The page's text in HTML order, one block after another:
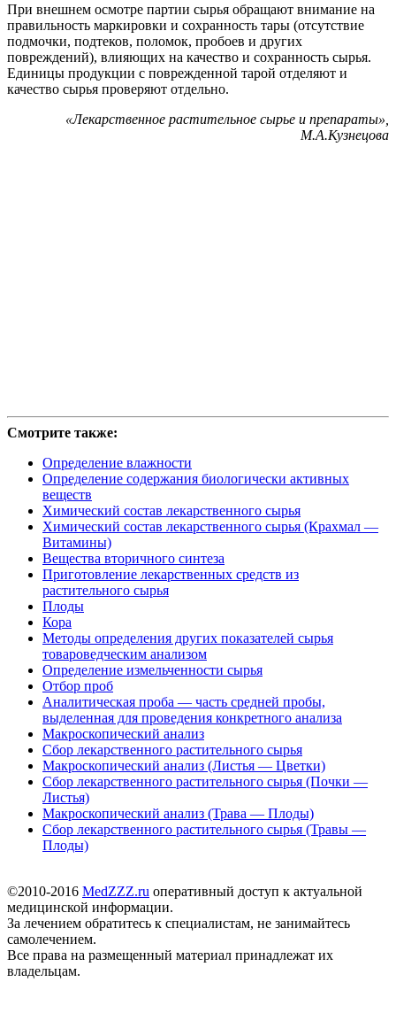
При внешнем осмотре партии сырья обращают внимание на
правильность маркировки и сохранность тары (отсутствие
подмочки, подтеков, поломок, пробоев и других
повреждений), влияющих на качество и сохранность сырья.
Единицы продукции с поврежденной тарой отделяют и
качество сырья проверяют отдельно.
«Лекарственное растительное сырье и препараты»,
М.А.Кузнецова
Смотрите также:
Определение влажности
Определение содержания биологически активных
веществ
Химический состав лекарственного сырья
Химический состав лекарственного сырья (Крахмал —
Витамины)
Вещества вторичного синтеза
Приготовление лекарственных средств из
растительного сырья
Плоды
Кора
Методы определения других показателей сырья
товароведческим анализом
Определение измельченности сырья
Отбор проб
Аналитическая проба — часть средней пробы,
выделенная для проведения конкретного анализа
Макроскопический анализ
Сбор лекарственного растительного сырья
Макроскопический анализ (Листья — Цветки)
Сбор лекарственного растительного сырья (Почки —
Листья)
Макроскопический анализ (Трава — Плоды)
Сбор лекарственного растительного сырья (Травы —
Плоды)
©2010-2016 MedZZZ.ru оперативный доступ к актуальной
медицинской информации.
За лечением обратитесь к специалистам, не занимайтесь
самолечением.
Все права на размещенный материал принадлежат их
владельцам.